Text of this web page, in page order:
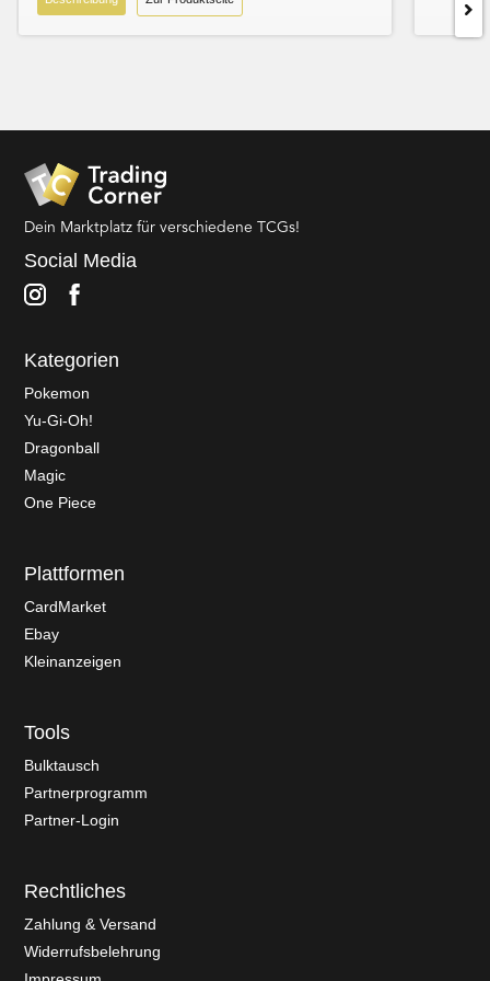
Dein Marktplatz für verschiedene TCGs!
Social Media
Kategorien
Pokemon
Yu-Gi-Oh!
Dragonball
Magic
One Piece
Plattformen
CardMarket
Ebay
Kleinanzeigen
Tools
Bulktausch
Partnerprogramm
Partner-Login
Rechtliches
Zahlung & Versand
Widerrufsbelehrung